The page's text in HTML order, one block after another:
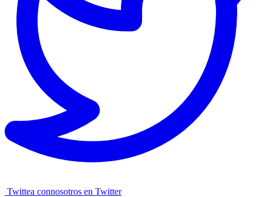
Twittea connosotros en Twitter